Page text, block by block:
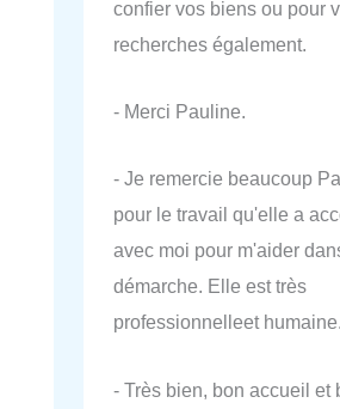
confier vos biens ou pour
recherches également.
- Merci Pauline.
- Je remercie beaucoup
pour le travail qu'elle a
avec moi pour m'aider
démarche. Elle est très
professionnelleet humaine.
- Très bien, bon accueil et